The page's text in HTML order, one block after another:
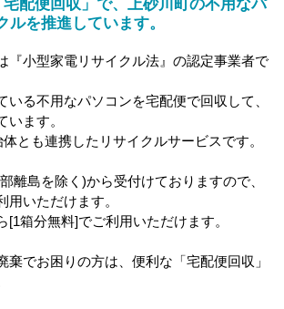
配便回収」で、上砂川町の不用なパ
ルを推進しています。
『小型家電リサイクル法』の認定事業者で
いる不用なパソコンを宅配便で回収して、
います。
とも連携したリサイクルサービスです。
離島を除く)から受付けておりますので、
用いただけます。
[1箱分無料]でご利用いただけます。
棄でお困りの方は、便利な「宅配便回収」